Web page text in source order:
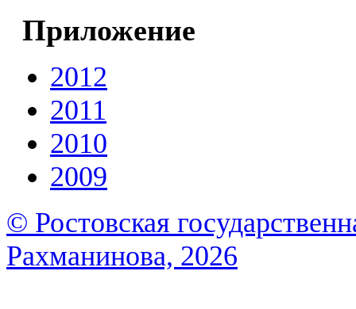
Приложение
2012
2011
2010
2009
© Ростовская
Рахманинова, 2026